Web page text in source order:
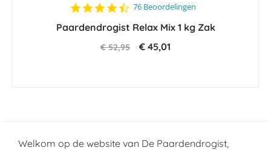
4.4
rating
76 Beoordelingen
Paardendrogist Relax Mix 1 kg Zak
€ 52,95 € 45,01
Welkom op de website van De Paardendrogist,